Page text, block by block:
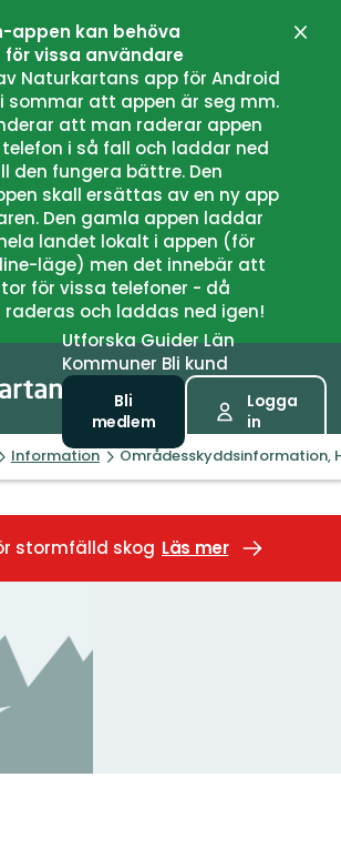
appen kan behöva
vissa användare
Naturkartans app för Android
sommar att appen är seg mm.
att man raderar appen
i så fall och laddar ned
den fungera bättre. Den
skall ersättas av en ny app
Den gamla appen laddar
landet lokalt i appen (för
läge) men det innebär att
för vissa telefoner - då
raderas och laddas ned igen!
UtforskaGuiderLän
Kommuner Bli kund
Bli
medlem
Logga
in
Information Områdesskyddsinformation,
stormfälld skog Läs mer